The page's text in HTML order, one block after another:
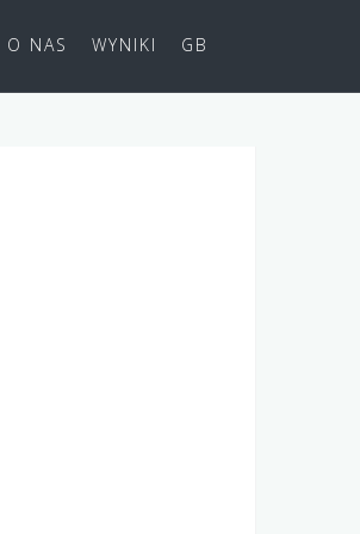
O NAS WYNIKI GB